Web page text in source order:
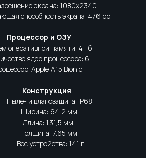
экрана: 1080x2340
способность экрана: 476 ppi
и ОЗУ
памяти: 4 Гб
ядер процессора: 6
Apple A15 Bionic
Конструкция
IP68
64,2 мм
131,5 мм
7.65 мм
устройства: 141 г